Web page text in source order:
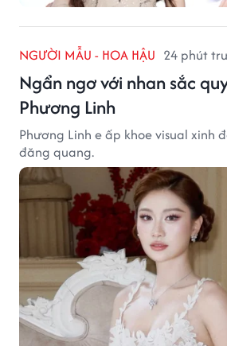
NGƯỜI MẪU - HOA HẬU 24 phút
Ngẩn ngơ với nhan sắc
Phương Linh
Phương Linh e ấp khoe visual xinh
đăng quang.